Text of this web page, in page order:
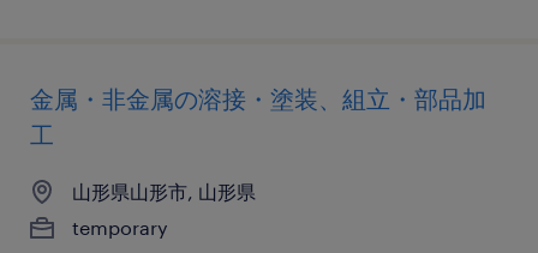
金属・非金属の溶接・塗装、組立・部品加
工
山形県山形市, 山形県
temporary